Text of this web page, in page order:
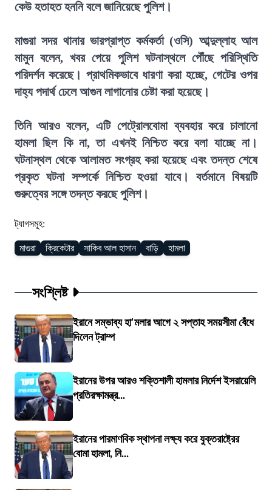
কেউ হতাহত হননি বলে জানিয়েছে পুলিশ।
মাগুরা সদর থানার ভারপ্রাপ্ত কর্মকর্তা (ওসি) আব্দুল্লাহ আল
মামুন বলেন, খবর পেয়ে পুলিশ ঘটনাস্থলে পৌঁছে পরিস্থিতি
পরিদর্শন করেছে। প্রাথমিকভাবে ধারণা করা হচ্ছে, গেটের ওপর
দাহ্য পদার্থ ঢেলে আগুন লাগানোর চেষ্টা করা হয়েছে।
তিনি আরও বলেন, এটি পেট্রোলবোমা ব্যবহার করে চালানো
হামলা ছিল কি না, তা এখনই নিশ্চিত করে বলা যাচ্ছে না।
ঘটনাস্থল থেকে আলামত সংগ্রহ করা হয়েছে এবং তদন্ত শেষে
প্রকৃত ঘটনা সম্পর্কে নিশ্চিত হওয়া যাবে। বর্তমানে বিষয়টি
গুরুত্বের সঙ্গে তদন্ত করছে পুলিশ।
ট্যাগসমূহ:
মাগুরা ক্রিকেটার সাকিব আল হাসান বাড়ি হামলা
সংশ্লিষ্ট
ইরানে সম্ভাব্য হা'মলার আগে ২ সপ্তাহ সময়সীমা বেঁধে
দিলেন ট্রাম্প
ইরানের উপর আরও শক্তিশালী হামলার নির্দেশ ইসরায়েলি
প্রতিরক্ষামন্ত্র...
ইরানের পারমাণবিক স্থাপনা লক্ষ্য করে যুক্তরাষ্ট্রের
বোমা হামলা, নি...